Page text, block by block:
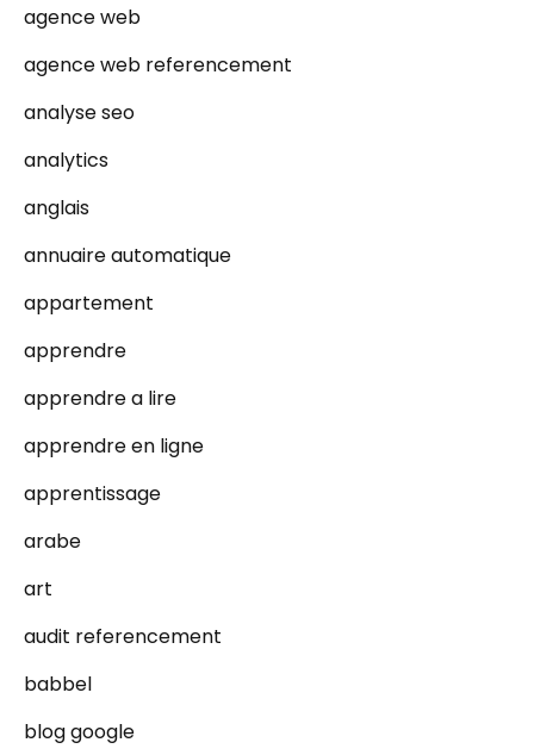
agence web
agence web referencement
analyse seo
analytics
anglais
annuaire automatique
appartement
apprendre
apprendre a lire
apprendre en ligne
apprentissage
arabe
art
audit referencement
babbel
blog google